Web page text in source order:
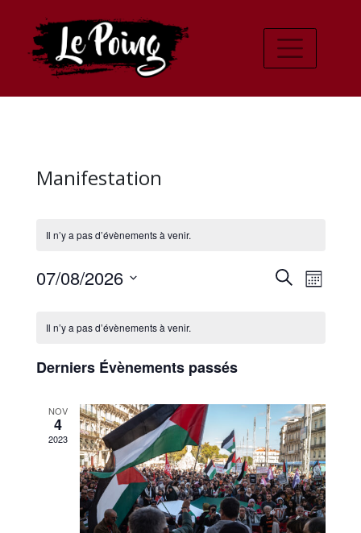
Manifestation
Il n’y a pas d’évènements à venir.
vues
Recherche
Mois
07/08/2026
date.
Calendrier
Évènements
Il n’y a pas d’évènements à venir.
Derniers Évènements passés
NOV
4
2023